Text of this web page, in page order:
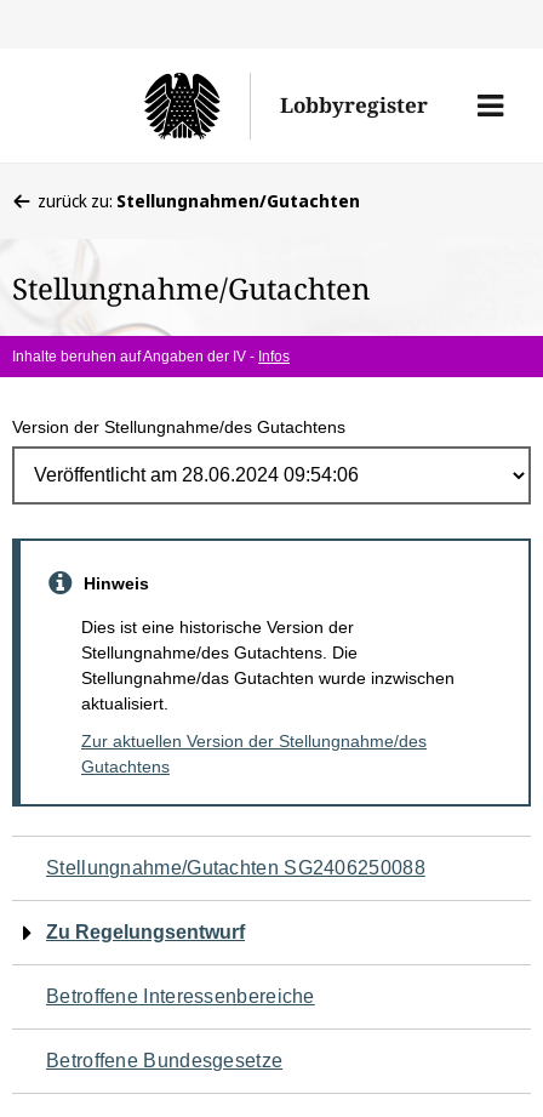
Lobbyregister
Menü
befinden
hier:
zurück zu: Stellungnahmen/Gutachten
Stellungnahme/Gutachten
Inhalte beruhen auf Angaben der IV - Infos
Version der Stellungnahme/des Gutachtens
Hinweis
Dies ist eine historische Version der
Stellungnahme/des Gutachtens. Die
Stellungnahme/das Gutachten wurde inzwischen
aktualisiert.
Zur aktuellen Version der Stellungnahme/des
Gutachtens
Navigation
für
den
Seiteninhalt
Stellungnahme/Gutachten SG2406250088
Zu Regelungsentwurf
Betroffene Interessenbereiche
Betroffene Bundesgesetze